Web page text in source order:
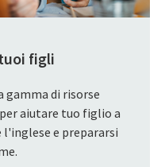
figli
gamma di risorse
aiutare tuo figlio a
l'inglese e prepararsi